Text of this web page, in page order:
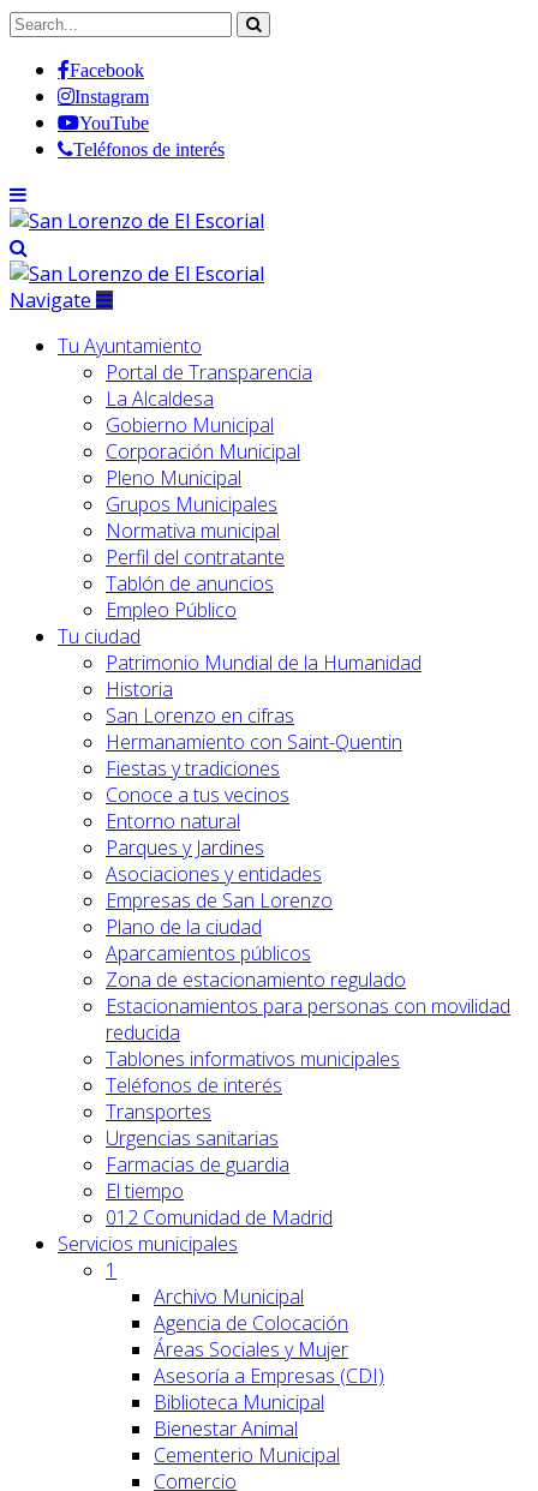
Facebook
Instagram
YouTube
Teléfonos de interés
Navigate
Tu Ayuntamiento
Portal de Transparencia
La Alcaldesa
Gobierno Municipal
Corporación Municipal
Pleno Municipal
Grupos Municipales
Normativa municipal
Perfil del contratante
Tablón de anuncios
Empleo Público
Tu ciudad
Patrimonio Mundial de la Humanidad
Historia
San Lorenzo en cifras
Hermanamiento con Saint-Quentin
Fiestas y tradiciones
Conoce a tus vecinos
Entorno natural
Parques y Jardines
Asociaciones y entidades
Empresas de San Lorenzo
Plano de la ciudad
Aparcamientos públicos
Zona de estacionamiento regulado
Estacionamientos para personas con movilidad
reducida
Tablones informativos municipales
Teléfonos de interés
Transportes
Urgencias sanitarias
Farmacias de guardia
El tiempo
012 Comunidad de Madrid
Servicios municipales
1
Archivo Municipal
Agencia de Colocación
Áreas Sociales y Mujer
Asesoría a Empresas (CDI)
Biblioteca Municipal
Bienestar Animal
Cementerio Municipal
Comercio